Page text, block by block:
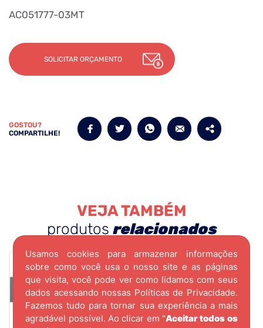
Usamos cookies para armazenar informações
sobre como você usa o nosso site e as páginas
que visita, você pode ver como lidamos com seus
dados acessando nossas Políticas de Privacidade.
Fazemos tudo para tornar sua experiência a mais
agradável possível. Ao clicar em "Aceitar todos os
AC051777-03MT
SOLICITAR ORÇAMENTO
GOSTOU?
COMPARTILHE!
VEJA TAMBÉM
produtos relacionados